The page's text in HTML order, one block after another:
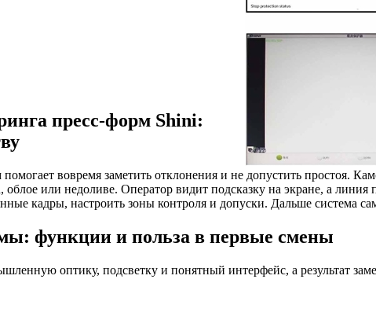
пресс-форм Shini:
вовремя заметить отклонения и не допустить простоя.
или недоливе. Оператор видит подсказку на экране, а
кадры, настроить зоны контроля и допуски. Дальше система
функции и польза в первые смены
оптику, подсветку и понятный интерфейс, а результат